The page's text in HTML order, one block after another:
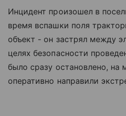
Инцидент произошел в
время вспашки поля
объект - он застрял между
целях безопасности
было сразу остановлено, на
оперативно направили